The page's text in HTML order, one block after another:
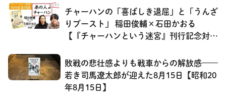
チャーハンの「喜ばしき退屈」と「うんざ
りブースト」 稲田俊輔×石田かおる
【『チャーハンという迷宮』刊行記念対
敗戦の悲壮感よりも戦車からの解放感——
若き司馬遼太郎が迎えた8月15日【昭和20
年8月15日】